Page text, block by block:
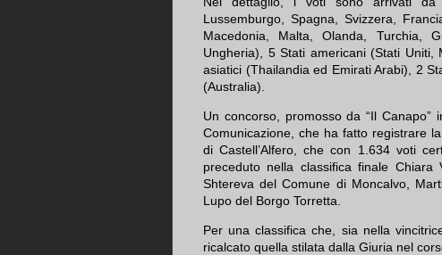
Lussemburgo, Spagna, Svizzera,
Macedonia, Malta, Olanda, Turchia,
Ungheria), 5 Stati americani (Stati
asiatici (Thailandia ed Emirati Arabi), 2
(Australia).
Un concorso, promosso da “Il Canapo”
Comunicazione, che ha fatto registrare
di Castell’Alfero, che con 1.634 voti
preceduto nella classifica finale
Shtereva del Comune di Moncalvo,
Lupo del Borgo Torretta.
Per una classifica che, sia nella
ricalcato quella stilata dalla Giuria nel